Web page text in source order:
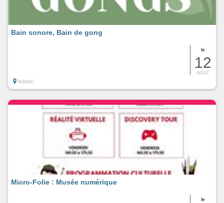
le
12
AOUT
Bain sonore, Bain de gong
AGNAC
le
Micro-Folie : Musée numérique